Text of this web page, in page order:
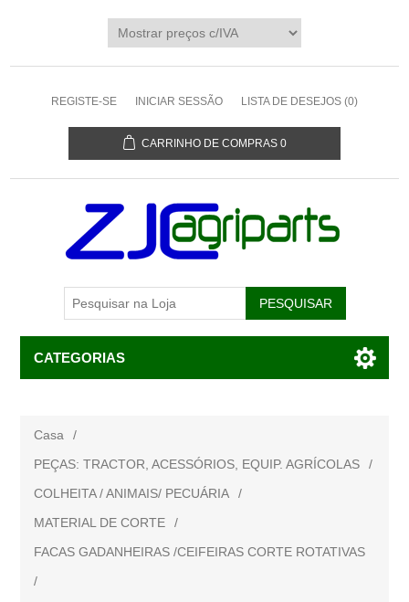
REGISTE-SE INICIAR SESSÃO LISTA DE DESEJOS (0)
CARRINHO DE COMPRAS 0
CATEGORIAS
Casa
/
PEÇAS: TRACTOR, ACESSÓRIOS, EQUIP. AGRÍCOLAS
/
COLHEITA / ANIMAIS/ PECUÁRIA
/
MATERIAL DE CORTE
/
FACAS GADANHEIRAS /CEIFEIRAS CORTE ROTATIVAS
/